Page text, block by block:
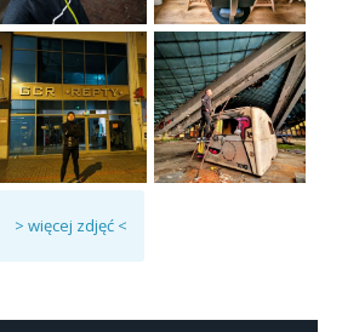
> więcej zdjęć <